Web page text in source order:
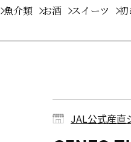
魚介類 お酒 スイーツ 初
JAL公式産直